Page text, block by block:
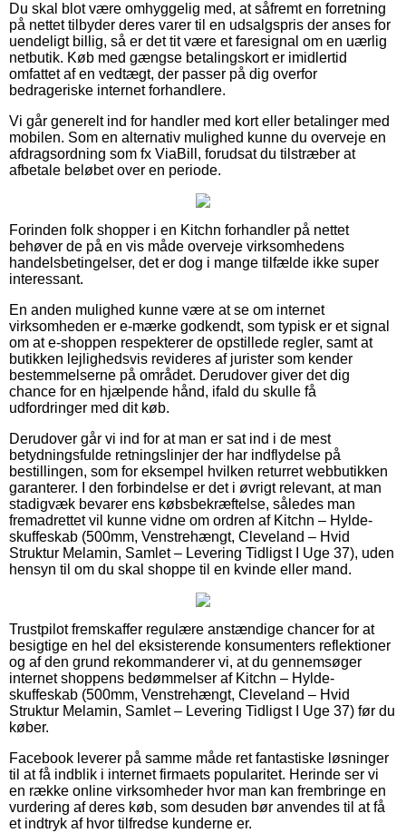
Du skal blot være omhyggelig med, at såfremt en forretning
på nettet tilbyder deres varer til en udsalgspris der anses for
uendeligt billig, så er det tit være et faresignal om en uærlig
netbutik. Køb med gængse betalingskort er imidlertid
omfattet af en vedtægt, der passer på dig overfor
bedrageriske internet forhandlere.
Vi går generelt ind for handler med kort eller betalinger med
mobilen. Som en alternativ mulighed kunne du overveje en
afdragsordning som fx ViaBill, forudsat du tilstræber at
afbetale beløbet over en periode.
Forinden folk shopper i en Kitchn forhandler på nettet
behøver de på en vis måde overveje virksomhedens
handelsbetingelser, det er dog i mange tilfælde ikke super
interessant.
En anden mulighed kunne være at se om internet
virksomheden er e-mærke godkendt, som typisk er et signal
om at e-shoppen respekterer de opstillede regler, samt at
butikken lejlighedsvis revideres af jurister som kender
bestemmelserne på området. Derudover giver det dig
chance for en hjælpende hånd, ifald du skulle få
udfordringer med dit køb.
Derudover går vi ind for at man er sat ind i de mest
betydningsfulde retningslinjer der har indflydelse på
bestillingen, som for eksempel hvilken returret webbutikken
garanterer. I den forbindelse er det i øvrigt relevant, at man
stadigvæk bevarer ens købsbekræftelse, således man
fremadrettet vil kunne vidne om ordren af Kitchn – Hylde-
skuffeskab (500mm, Venstrehængt, Cleveland – Hvid
Struktur Melamin, Samlet – Levering Tidligst I Uge 37), uden
hensyn til om du skal shoppe til en kvinde eller mand.
Trustpilot fremskaffer regulære anstændige chancer for at
besigtige en hel del eksisterende konsumenters reflektioner
og af den grund rekommanderer vi, at du gennemsøger
internet shoppens bedømmelser af Kitchn – Hylde-
skuffeskab (500mm, Venstrehængt, Cleveland – Hvid
Struktur Melamin, Samlet – Levering Tidligst I Uge 37) før du
køber.
Facebook leverer på samme måde ret fantastiske løsninger
til at få indblik i internet firmaets popularitet. Herinde ser vi
en række online virksomheder hvor man kan frembringe en
vurdering af deres køb, som desuden bør anvendes til at få
et indtryk af hvor tilfredse kunderne er.